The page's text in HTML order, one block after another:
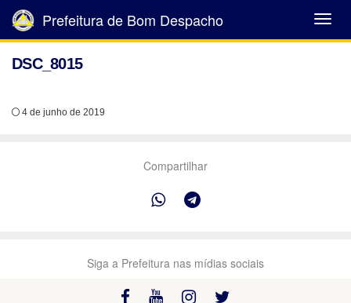
Abrir
Menu
Prefeitura de Bom Despacho
DSC_8015
4 de junho de 2019
Compartilhar
Siga a Prefeitura nas mídias sociais